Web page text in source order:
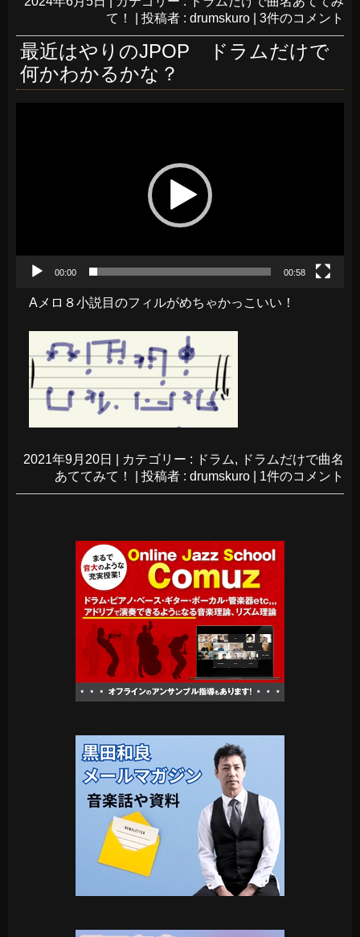
て！
投稿者 : drumskuro 3件のコメント
最近はやりのJPOP ドラムだけで
何かわかるかな？
00:00 00:58
Aメロ８小説目のフィルがめちゃかっこいい！
2021年9月20日 カテゴリー : ドラム, ドラムだけで曲名
あててみて！
投稿者 : drumskuro 1件のコメント